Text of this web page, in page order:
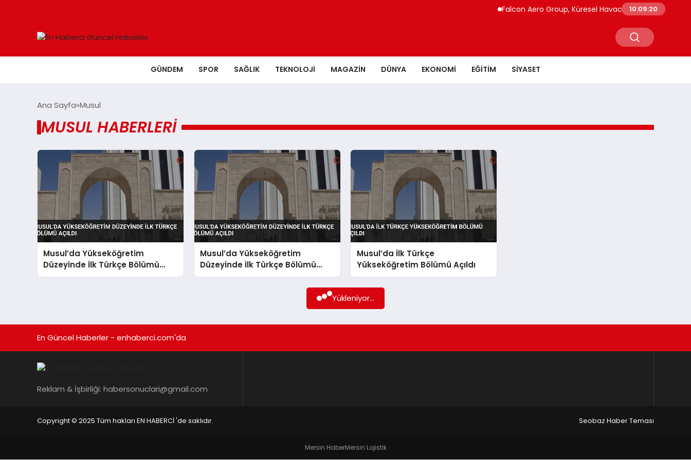
Falcon Aero Group, Küresel Havacılık Tedarik
10:09:20
GÜNDEM SPOR SAĞLIK TEKNOLOJI MAGAZIN DÜNYA EKONOMI EĞITIM SIYASET
Ana Sayfa Musul
MUSUL HABERLERI
Musul’da Yükseköğretim
Düzeyinde İlk Türkçe Bölümü
Açıldı
Musul’da Yükseköğretim
Düzeyinde İlk Türkçe Bölümü
Açıldı
Musul’da İlk Türkçe
Yükseköğretim Bölümü Açıldı
Yükleniyor...
En Güncel Haberler - enhaberci.com'da
Reklam & İşbirliği: habersonuclari@gmail.com
Copyright © 2025 Tüm hakları EN HABERCİ 'de saklıdır. Seobaz Haber Teması
Mersin HaberMersin Lojistik